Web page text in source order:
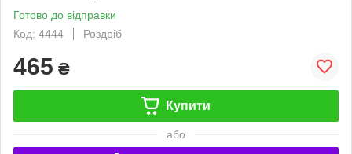
Готово до відправки
Код: 4444
Роздріб
465 ₴
Купити
або